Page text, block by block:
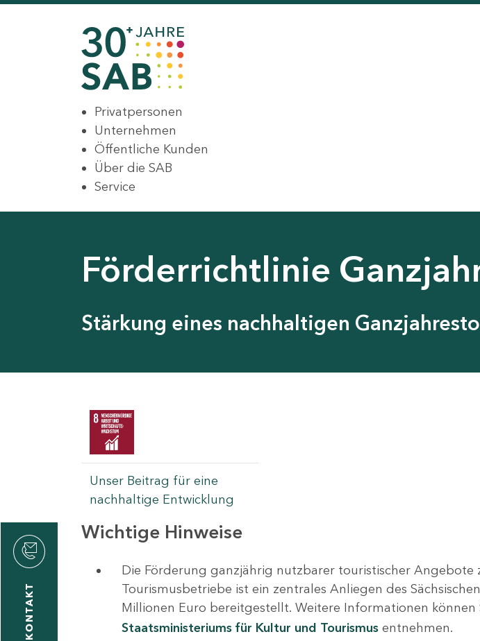
Privatpersonen
Unternehmen
Öffentliche Kunden
Über die SAB
Service
Förderrichtlinie
Stärkung eines nachhaltigen
Unser Beitrag für eine
nachhaltige Entwicklung
KONTAKT
Wichtige Hinweise
Die Förderung ganzjährig nutzbarer touristischer
Tourismusbetriebe ist ein zentrales Anliegen des
Millionen Euro bereitgestellt. Weitere Informationen können
Staatsministeriums für Kultur und Tourismus entnehmen.